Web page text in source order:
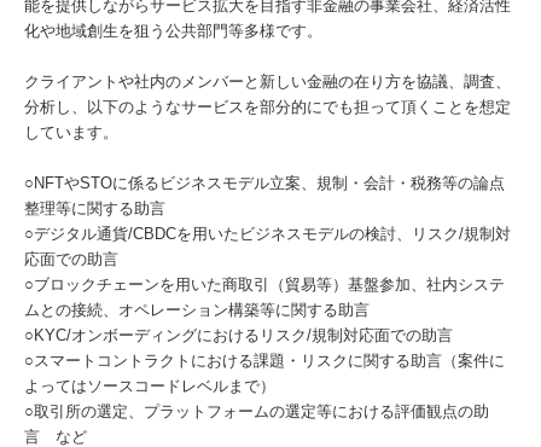
能を提供しながらサービス拡大を目指す非金融の事業会社、経済活性
化や地域創生を狙う公共部門等多様です。
クライアントや社内のメンバーと新しい金融の在り方を協議、調査、
分析し、以下のようなサービスを部分的にでも担って頂くことを想定
しています。
○NFTやSTOに係るビジネスモデル立案、規制・会計・税務等の論点
整理等に関する助言
○デジタル通貨/CBDCを用いたビジネスモデルの検討、リスク/規制対
応面での助言
○ブロックチェーンを用いた商取引（貿易等）基盤参加、社内システ
ムとの接続、オペレーション構築等に関する助言
○KYC/オンボーディングにおけるリスク/規制対応面での助言
○スマートコントラクトにおける課題・リスクに関する助言（案件に
よってはソースコードレベルまで）
○取引所の選定、プラットフォームの選定等における評価観点の助
言 など